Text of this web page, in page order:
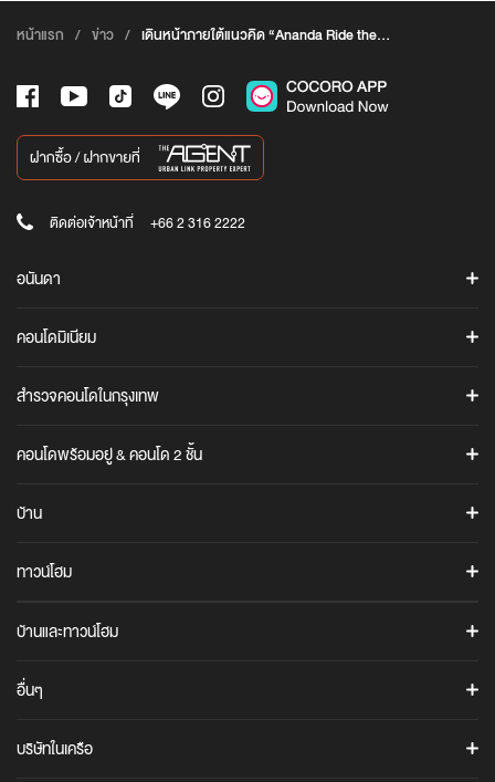
หน้าแรก / ข่าว / เดินหน้าภายใต้แนวคิด “Ananda Ride the
ติดต่อเจ้าหน้าที่ +66 2 316 2222
อนันดา
ค้นหาโครงการ
ข่าวสาร
Cocoro Application
ข้อมูลบริษัท
อนันดา เมมเบอร์คลับ
ภาพยนตร์โฆษณาบริษัท
ร่วมงานกับอนันดา
คอนโดมิเนียม
แอชตัน อโศก
แอชตัน อโศก-พระราม 9
COCO PARC
ไอดีโอ คิว สุขุมวิท 36
CULTURE THONGLOR
สำรวจคอนโดในกรุงเทพ
คอนโดทั้งหมดในกรุงเทพ
คอนโดใกล้รถไฟฟ้า BTS / MRT / ARL
คอนโดสุขุมวิท
คอนโดพระราม 9
คอนโดพร้อมอยู่ & คอนโด 2 ชั้น
บ้าน
ANANN VILLAS
URBANIO
ARTALE
อาร์เทล อโศก-พระราม 9
ทาวน์โฮม
เออร์บานิโอ เมซ วิภาวดี-แจ้งวัฒนะ
UNIO TOWN
ยูนิโอ ทาวน์ สุขสวัสดิ์ 30
บ้านและทาวน์โฮม
ทาวน์โฮมพร้อมอยู่
บ้านพร้อมอยู่
อื่นๆ
คำถามที่พบบ่อย
บริษัทในเครือ